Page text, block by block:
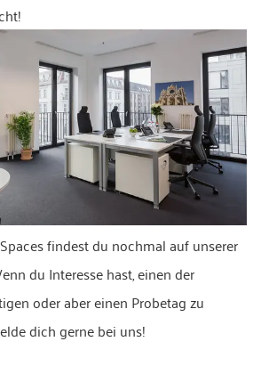
findest du nochmal auf unserer
du Interesse hast, einen der
oder aber einen Probetag zu
dich gerne bei uns!